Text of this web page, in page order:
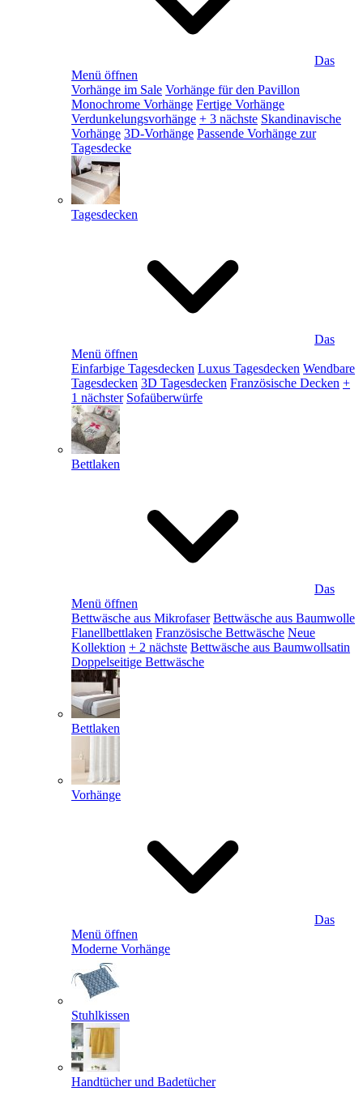
Das
Menü öffnen
Vorhänge im Sale Vorhänge für den Pavillon
Monochrome Vorhänge Fertige Vorhänge
Verdunkelungsvorhänge + 3 nächste Skandinavische
Vorhänge 3D-Vorhänge Passende Vorhänge zur
Tagesdecke
Tagesdecken
Das
Menü öffnen
Einfarbige Tagesdecken Luxus Tagesdecken Wendbare
Tagesdecken 3D Tagesdecken Französische Decken +
1 nächster Sofaüberwürfe
Bettlaken
Das
Menü öffnen
Bettwäsche aus Mikrofaser Bettwäsche aus Baumwolle
Flanellbettlaken Französische Bettwäsche Neue
Kollektion + 2 nächste Bettwäsche aus Baumwollsatin
Doppelseitige Bettwäsche
Bettlaken
Vorhänge
Das
Menü öffnen
Moderne Vorhänge
Stuhlkissen
Handtücher und Badetücher